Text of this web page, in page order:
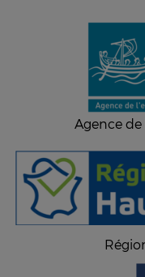
Agence